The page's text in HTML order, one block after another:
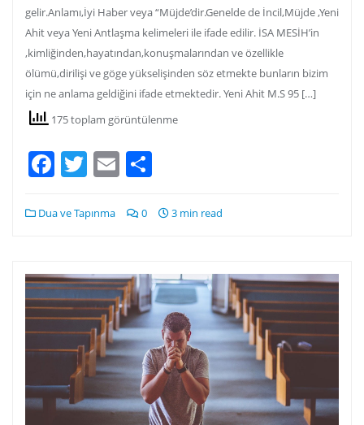
gelir.Anlamı,İyi Haber veya “Müjde’dir.Genelde de İncil,Müjde ,Yeni
Ahit veya Yeni Antlaşma kelimeleri ile ifade edilir. İSA MESİH’in
,kimliğinden,hayatından,konuşmalarından ve özellikle
ölümü,dirilişi ve göge yükselişinden söz etmekte bunların bizim
için ne anlama geldiğini ifade etmektedir. Yeni Ahit M.S 95 […]
175 toplam görüntülenme
Facebook
Twitter
Email
Dua ve Tapınma 0 3 min read